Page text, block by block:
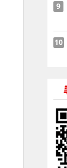
9
10